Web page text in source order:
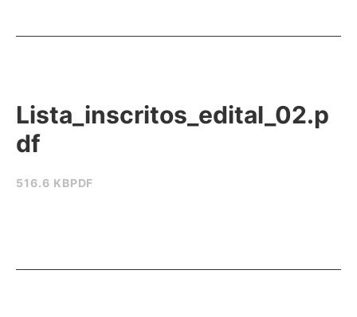
516.6 KBPDF
Lista_inscritos_edital_02.p
df